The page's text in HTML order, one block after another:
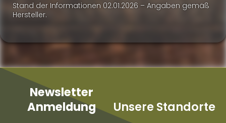
Stand der Informationen 02.01.2026 – Angaben gemäß
Hersteller.
Newsletter
Anmeldung
Unsere Standorte